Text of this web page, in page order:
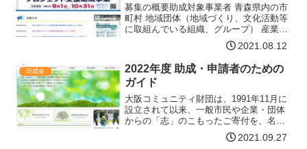
募集の概要助成対象事業者 青森県内の市
町村 地域団体（地域づくり、文化活動等
に取組んでいる組織、グループ） 産業団
体（農業協同組合、漁業協同組合、商工
会議所、商工会、その他産業関係グルー
プ）※ 個人、一企業による応募や営利を
主とする事業は対…【詳細はコチラ】
2021.08.12
助成金
2022年度 助成・申請者のための
ガイド
大阪コミュニティ財団は、1991年11月に
設立されて以来、一般市民や企業・団体
からの「志」のこもったご寄付を、名前
を付けた基金のかたちでお受けし、その
お志に沿った活動を行っておられる団体
2021.09.27